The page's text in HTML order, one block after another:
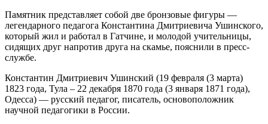
Памятник представляет собой две бронзовые фигуры —
легендарного педагога Константина Дмитриевича Ушинского,
который жил и работал в Гатчине, и молодой учительницы,
сидящих друг напротив друга на скамье, пояснили в пресс-
службе.
Константин Дмитриевич Ушинский (19 февраля (3 марта)
1823 года, Тула – 22 декабря 1870 года (3 января 1871 года),
Одесса) — русский педагог, писатель, основоположник
научной педагогики в России.